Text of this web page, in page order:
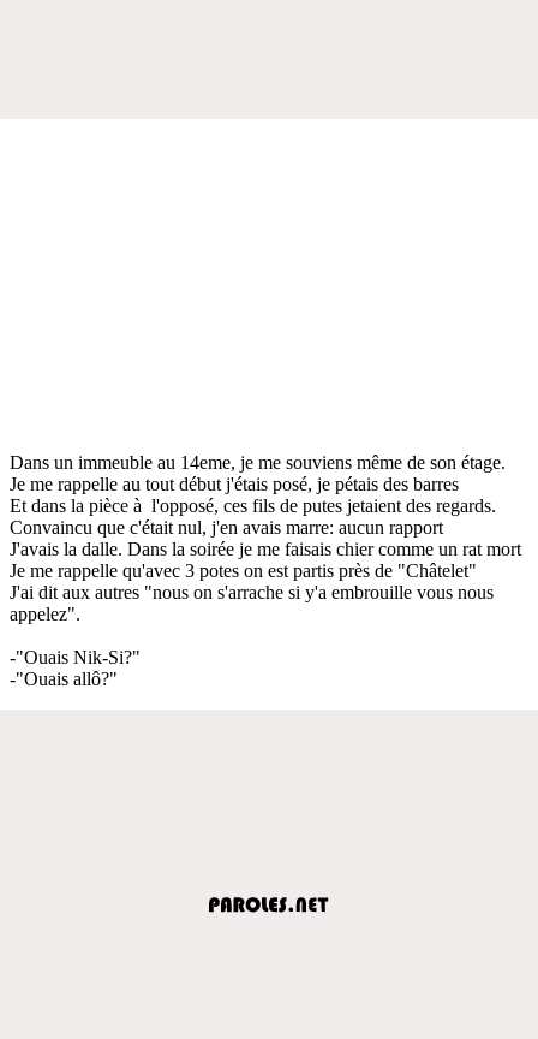
Dans un immeuble au 14eme, je me souviens même de son étage.
Je me rappelle au tout début j'étais posé, je pétais des barres
Et dans la pièce à l'opposé, ces fils de putes jetaient des regards.
Convaincu que c'était nul, j'en avais marre: aucun rapport
J'avais la dalle. Dans la soirée je me faisais chier comme un rat mort
Je me rappelle qu'avec 3 potes on est partis près de "Châtelet"
J'ai dit aux autres "nous on s'arrache si y'a embrouille vous nous
appelez".
-"Ouais Nik-Si?"
-"Ouais allô?"